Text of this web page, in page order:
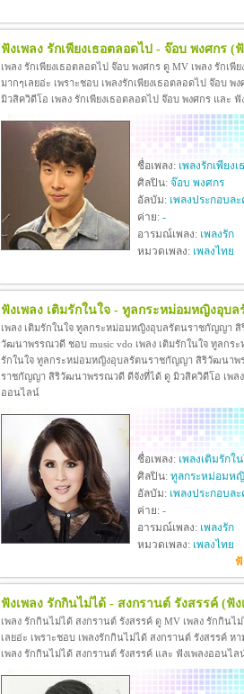
ฟังเพลง รักเพียงเธอตลอดไป - จ๊อบ พงศกร (ฟั
เพลง รักเพียงเธอตลอดไป จ๊อบ พงศกร ดู MV เพลง รักเ
มากๆเลยอ่ะ เพราะชอบ เพลงรักเพียงเธอตลอดไป จ๊อบ
มิวสิควิดีโอ เพลง รักเพียงเธอตลอดไป จ๊อบ พงศกร และ
ชื่อเพลง: เพลงรักเพียง
ศิลปิน: จ๊อบ พงศกร
อัลบัม: เพลงประกอบล
ค่าย: -
อารมณ์เพลง: เพลงรัก
หมวดเพลง: เพลงไทย
ฟังเพลง เติมรักในใจ - ทูลกระหม่อมหญิงอุ
เพลง เติมรักในใจ ทูลกระหม่อมหญิงอุบลรัตนราชกัญญา
วัฒนาพรรณวดี ชอบ music vdo เพลง เติมรักในใจ ทูลก
รักในใจ ทูลกระหม่อมหญิงอุบลรัตนราชกัญญา สิริวัฒนาพ
ราชกัญญา สิริวัฒนาพรรณวดี ดีจังที่ได้ ดู มิวสิควิดีโอ เพ
ออนไลน์
ชื่อเพลง: เพลงเติมรักใ
ศิลปิน: ทูลกระหม่อมห
อัลบัม: เพลงประกอบล
ค่าย: -
อารมณ์เพลง: เพลงรัก
หมวดเพลง: เพลงไทย
ฟั
ฟังเพลง รักกินไม่ได้ - สงกรานต์ รังสรรค์ (ฟัง
เพลง รักกินไม่ได้ สงกรานต์ รังสรรค์ ดู MV เพลง รักกินไ
เลยอ่ะ เพราะชอบ เพลงรักกินไม่ได้ สงกรานต์ รังสรรค์
เพลง รักกินไม่ได้ สงกรานต์ รังสรรค์ และ ฟังเพลงออนไล